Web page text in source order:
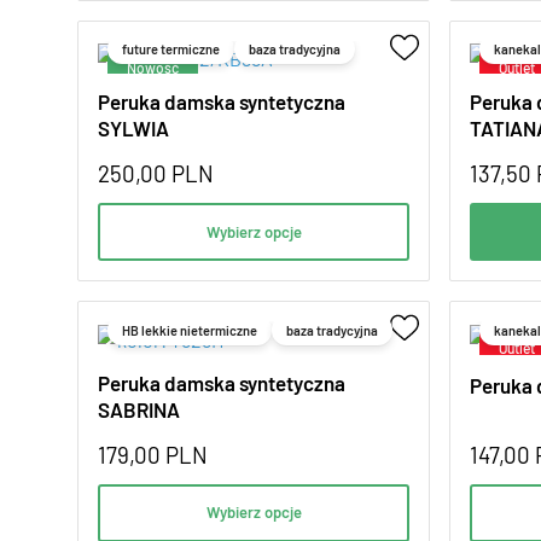
future termiczne baza tradycyjna
Peruka damska syntetyczna
SYLWIA
250,00 PLN
Wybierz opcje
Peruka
137,50
HB lekkie nietermiczne baza tradycyjna
Peruka damska syntetyczna
SABRINA
179,00 PLN
Wybierz opcje
Peruka
147,00